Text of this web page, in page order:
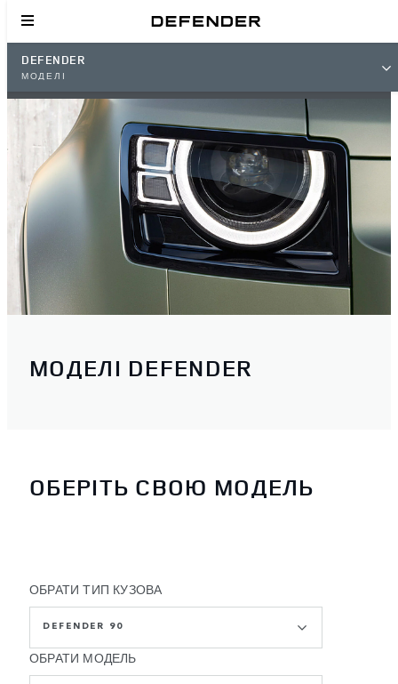
DEFENDER
МОДЕЛІ
МОДЕЛІ DEFENDER
ОБЕРІТЬ СВОЮ МОДЕЛЬ
ОБРАТИ ТИП КУЗОВА
DEFENDER 90
ОБРАТИ МОДЕЛЬ